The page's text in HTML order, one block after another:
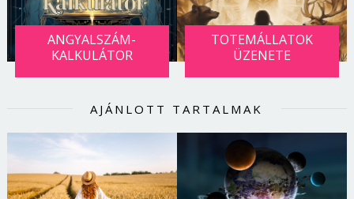
ANGYALSZÁM-
KALKULÁTOR
TOTEMÁLLATOK
ÜZENETE
AJÁNLOTT TARTALMAK